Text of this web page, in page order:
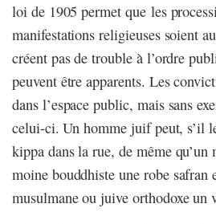
loi de 1905 permet que les
manifestations religieuses soient
créent pas de trouble à l’ordre
peuvent être apparents. Les
dans l’espace public, mais sans
celui-ci. Un homme juif peut, s’il
kippa dans la rue, de même
moine bouddhiste une robe safran
musulmane ou juive orthodoxe un